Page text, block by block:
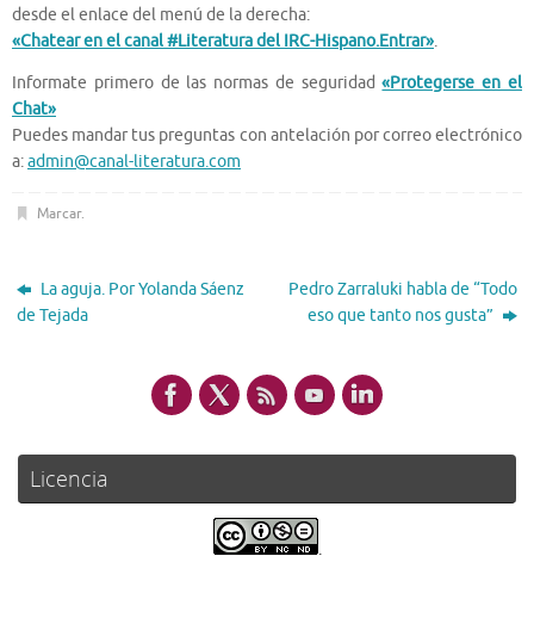
desde el enlace del menú de la derecha:
«Chatear en el canal #Literatura del IRC-Hispano.Entrar».
Informate primero de las normas de seguridad«Protegerse en el
Chat»
Puedes mandar tus preguntas con antelación por correo electrónico
a:admin@canal-literatura.com
Marcar.
La aguja. Por Yolanda Sáenz
de Tejada
Pedro Zarraluki habla de “Todo
eso que tanto nos gusta”
Licencia
.